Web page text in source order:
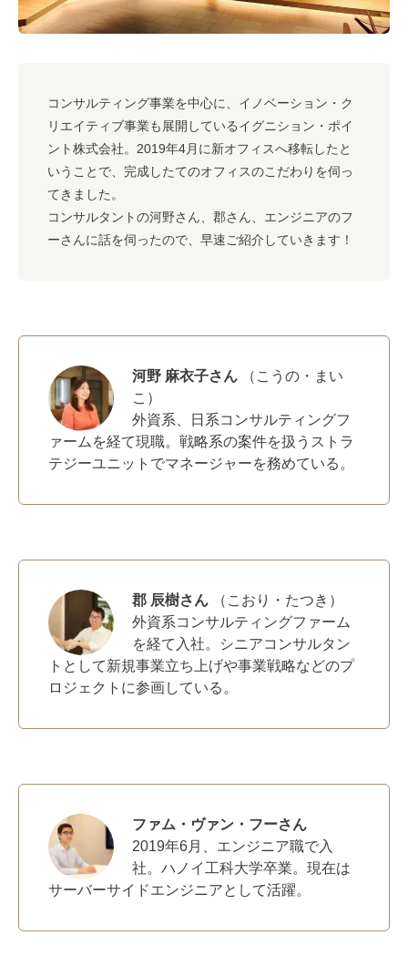
コンサルティング事業を中心に、イノベーション・ク
リエイティブ事業も展開しているイグニション・ポイ
ント株式会社。2019年4月に新オフィスへ移転したと
いうことで、完成したてのオフィスのこだわりを伺っ
てきました。
コンサルタントの河野さん、郡さん、エンジニアのフ
ーさんに話を伺ったので、早速ご紹介していきます！
河野 麻衣子さん
（こうの・まい
こ）
外資系、日系コンサルティングフ
ァームを経て現職。戦略系の案件を扱うストラ
テジーユニットでマネージャーを務めている。
郡 辰樹さん
（こおり・たつき）
外資系コンサルティングファーム
を経て入社。シニアコンサルタン
トとして新規事業立ち上げや事業戦略などのプ
ロジェクトに参画している。
ファム・ヴァン・フーさん
2019年6月、エンジニア職で入
社。ハノイ工科大学卒業。現在は
サーバーサイドエンジニアとして活躍。